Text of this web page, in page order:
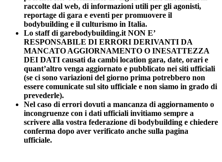
raccolte dal web, di informazioni utili per gli agonisti,
reportage di gara e eventi per promuovere il
bodybuilding e il culturismo in Italia.
Lo staff di garebodybuilding.it NON E’
RESPONSABILE DI ERRORI DERIVANTI DA
MANCATO AGGIORNAMENTO O INESATTEZZA
DEI DATI causati da cambi location gara, date, orari e
quant’altro venga aggiornato e pubblicato nei siti ufficiali
(se ci sono variazioni del giorno prima potrebbero non
essere comunicate sul sito ufficiale e non siamo in grado di
prevederle).
Nel caso di errori dovuti a mancanza di aggiornamento o
incongruenze con i dati ufficiali invitiamo sempre a
scrivere alla vostra federazione di bodybuilding e chiedere
conferma dopo aver verificato anche sulla pagina
ufficiale.